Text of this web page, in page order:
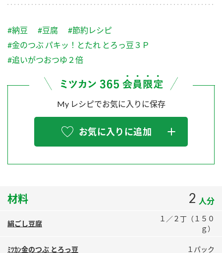
ふりかけ
Fibee
つゆ
納豆のサイト
PIN印
三ツ判山吹
スペシャルサイト
お酢を知ろう！
すしラボ
ぽん酢サワー
鍋奉行マニュアル
ミツカンのCM
ZENB initiative
各部門が大切にしていること
お客様相談センター
お客様の声をいかしました
販売終了製品のご案内
よくあるご質問
地図から取り扱い店舗を探す
#納豆 #豆腐
#節約レシピ
#金のつぶ パキッ！とたれ とろっ豆３Ｐ
#追いがつおつゆ２倍
My レシピでお気に入りに保存
お気に入りに追加
材料 2 人分
絹ごし豆腐
１／２丁（１５０
ｇ）
ﾐﾂｶﾝ金のつぶ とろっ豆 １パック